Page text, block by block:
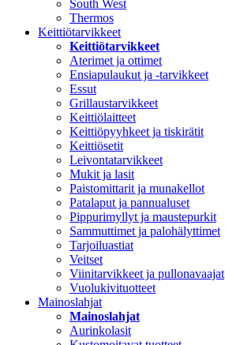
South West
Thermos
Keittiötarvikkeet
Keittiötarvikkeet
Aterimet ja ottimet
Ensiapulaukut ja -tarvikkeet
Essut
Grillaustarvikkeet
Keittiölaitteet
Keittiöpyyhkeet ja tiskirätit
Keittiösetit
Leivontatarvikkeet
Mukit ja lasit
Paistomittarit ja munakellot
Patalaput ja pannualuset
Pippurimyllyt ja maustepurkit
Sammuttimet ja palohälyttimet
Tarjoiluastiat
Veitset
Viinitarvikkeet ja pullonavaajat
Vuolukivituotteet
Mainoslahjat
Mainoslahjat
Aurinkolasit